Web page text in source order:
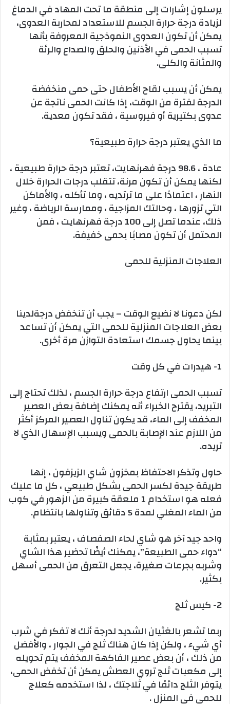
يرسلون إشارات إلى منطقة ما تحت المهاد في الدماغ
لزيادة درجة حرارة الجسم للاستعداد لمحاربة العدوى،
يمكن أن تكون العدوى النموذجية المعروفة بأنها
تسبب الحمى في الأذنين والحلق والصداع والرئة
والمثانة والكلى.
يمكن أن يسبب لقاح الأطفال حتى حمى منخفضة
الدرجة لفترة من الوقت، إذا كانت الحمى ناتجة عن
عدوى بكتيرية أو فيروسية ، فقد تكون معدية.
ما الذي يعتبر درجة حرارة طبيعية؟
عادة ، 98.6 درجة فهرنهايت، تعتبر درجة حرارة طبيعية ،
لكنها يمكن أن تكون مرنة، تتقلب درجات الحرارة خلال
النهار ، اعتمادًا على ما ترتديه ، وما تأكله ، والأماكن
التي تزورها ، وحالتك المزاجية ، وممارسة الرياضة ، وغير
ذلك، عندما تصل إلى 100 درجة فهرنهايت ، فمن
المحتمل أن تكون مصابًا بحمى خفيفة.
العلاجات المنزلية للحمى
لكن دعونا لا نضيع الوقت – يجب أن تنخفض درجةلدينا
بعض العلاجات المنزلية للحمى التي يمكن أن تساعد
بينما يحاول جسمك استعادة التوازن مرة أخرى.
1- هيدرات في كل وقت
تسبب الحمى ارتفاع درجة حرارة الجسم ، لذلك تحتاج إلى
التبريد، يقترح الخبراء أنه يمكنك إضافة بعض العصير
المخفف إلى الماء، قد يكون تناول العصير المركز أكثر
من اللازم عند الإصابة بالحمى ويسبب الإسهال الذي لا
تريده.
حاول وتذكر الاحتفاظ بمخزون شاي الزيزفون ، إنها
طريقة جيدة لكسر الحمى بشكل طبيعي ، كل ما عليك
فعله هو استخدام 1 ملعقة كبيرة من الزهور في كوب
من الماء المغلي لمدة 5 دقائق وتناولها بانتظام.
واحد جيد آخر هو شاي لحاء الصفصاف ، يعتبر بمثابة
“دواء حمى الطبيعة”، يمكنك أيضًا تحضير هذا الشاي
وشربه بجرعات صغيرة، يجعل التعرق من الحمى أسهل
بكثير.
2- كيس ثلج
ربما تشعر بالغثيان الشديد لدرجة أنك لا تفكر في شرب
أي شيء ، ولكن إذا كان هناك ثلج في الجوار ، والأفضل
من ذلك ، أن بعض عصير الفاكهة المخفف يتم تحويله
إلى مكعبات ثلج تروي العطش يمكن أن تخفض الحمى،
يتوفر الثلج دائمًا في ثلاجتك ، لذا استخدمه كعلاج
للحمى في المنزل .